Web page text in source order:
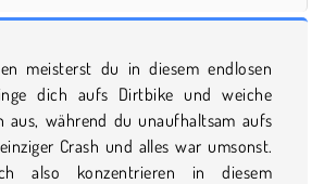
meisterst du in diesem endlosen
dich aufs Dirtbike und weiche
aus, während du unaufhaltsam aufs
Crash und alles war umsonst.
also konzentrieren in diesem